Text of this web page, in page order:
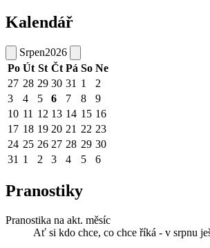
Kalendář
Srpen2026
Po Út St Čt Pá So Ne
27 28 29 30 31 1
2
3
4 5 6 7 8
9
10 11 12 13 14 15 16
17 18 19 20 21 22 23
24 25 26 27 28 29 30
31 1 2 3 4 5 6
Pranostiky
Pranostika na akt. měsíc
Ať si kdo chce, co chce říká - v srpnu